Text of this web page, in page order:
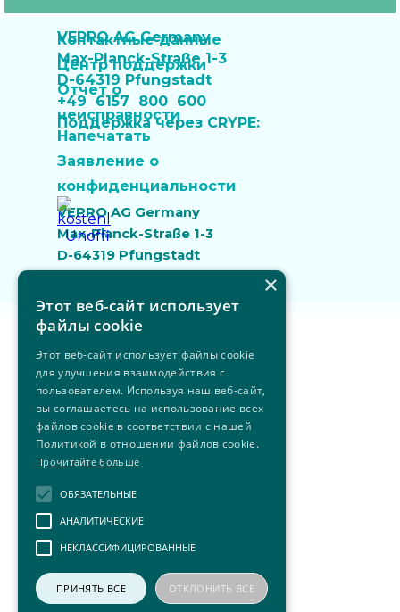
Контактные данные
Центр поддержки
Отчет о
неисправности
Last update: 28.07.2026
VEPRO AG Germany
Max-Planck-Straße 1-3
D-64319 Pfungstadt
+49 6157 800 600
Поддержка через CRYPE:
"Служба поддержки клиентов VEPRO"
VEPRO AG Germany
Max-Planck-Straße 1-3
D-64319 Pfungstadt
Напечатать
Заявление о
конфиденциальности
Назад к содержимому
×
Этот веб-сайт использует
файлы cookie
Этот веб-сайт использует файлы cookie
для улучшения взаимодействия с
пользователем. Используя наш веб-сайт,
вы соглашаетесь на использование всех
файлов cookie в соответствии с нашей
Политикой в ​​отношении файлов cookie.
Прочитайте больше
ОБЯЗАТЕЛЬНЫЕ
АНАЛИТИЧЕСКИЕ
НЕКЛАССИФИЦИРОВАННЫЕ
ПРИНЯТЬ ВСЕ ОТКЛОНИТЬ ВСЕ